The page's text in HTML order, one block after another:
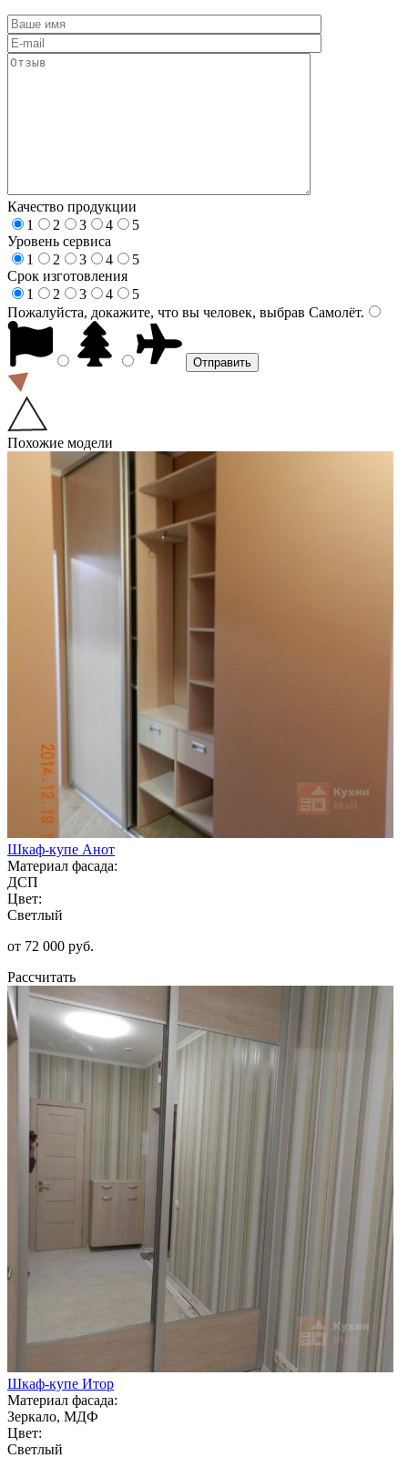
Качество продукции
1
2 3 4
5
Уровень сервиса
1
2 3 4
5
Срок изготовления
1
2 3 4
5
Пожалуйста, докажите, что вы человек, выбрав Самолёт.
Похожие модели
Шкаф-купе Анот
Материал фасада:
ДСП
Цвет:
Светлый
от 72 000 руб.
Рассчитать
Шкаф-купе Итор
Материал фасада:
Зеркало, МДФ
Цвет:
Светлый